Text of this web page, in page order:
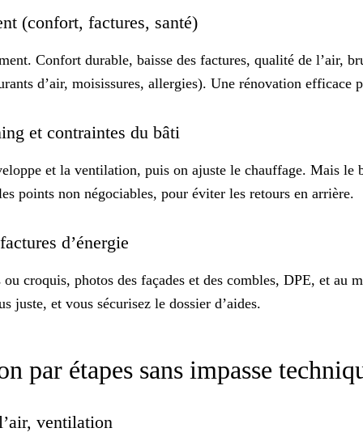
(confort, factures, santé)
Confort durable, baisse des factures, qualité de l’air,
d’air, moisissures, allergies). Une rénovation efficace
et contraintes du bâti
et la ventilation, puis on ajuste le chauffage. Mais
points non négociables, pour éviter les retours en arrière.
d’énergie
croquis, photos des façades et des combles, DPE, et au
juste, et vous sécurisez le dossier d’aides.
par étapes sans impasse
ventilation